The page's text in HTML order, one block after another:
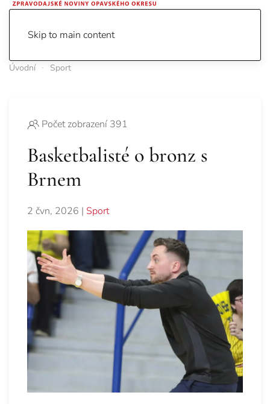
Skip to main content
Úvodní Sport
Počet zobrazení 391
Basketbalisté o bronz s
Brnem
2 čvn, 2026 | Sport